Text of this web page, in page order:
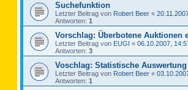
Suchefunktion
Letzter Beitrag von Robert Beer «
Antworten: 1
Vorschlag: Überbotene Auktionen
Letzter Beitrag von EUGI « 06.10.2007,
Antworten: 3
Voschlag: Statistische
Letzter Beitrag von Robert Beer «
Antworten: 1